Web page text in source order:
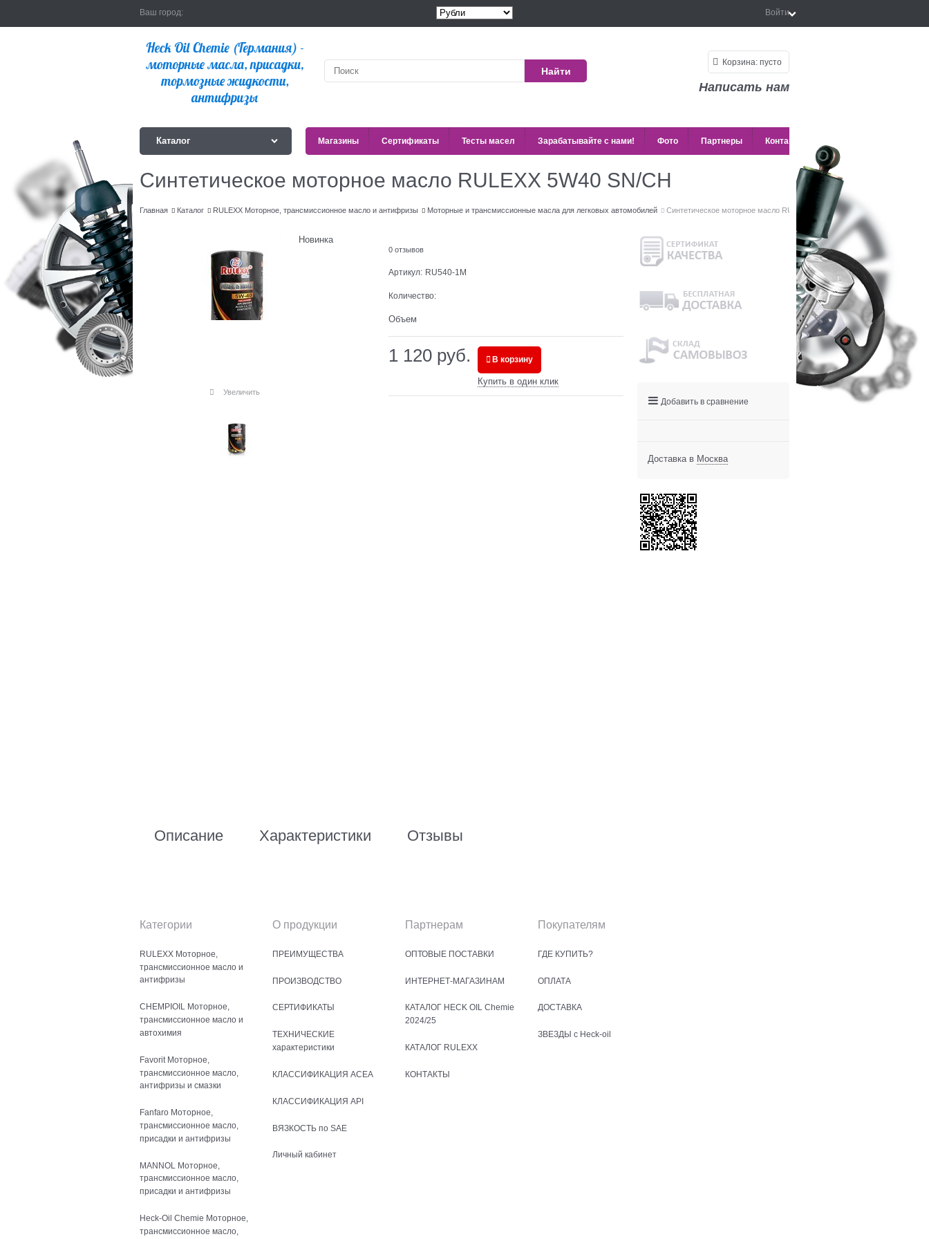
Ваш город: Войти
Найти
Корзина: пусто
Написать нам
Каталог Магазины Сертификаты Тесты масел Зарабатывайте с нами! Фото Партнеры Контакты
Синтетическое моторное масло RULEXX 5W40 SN/CH
Главная Каталог RULEXX Моторное, трансмиссионное масло и антифризы Моторные и трансмиссионные масла для легковых автомобилей Синтетическое моторное масло RULEXX 5W40 SN/CH
Новинка
Увеличить
0 отзывов
Артикул: RU540-1М
Количество:
Объем
1 120 руб. В корзину
Купить в один клик
Описание Характеристики Отзывы
Добавить в сравнение
Доставка в Москва
Категории
RULEXX Моторное,
трансмиссионное масло и
антифризы
CHEMPIOIL Моторное,
трансмиссионное масло и
автохимия
Favorit Моторное,
трансмиссионное масло,
антифризы и смазки
Fanfaro Моторное,
трансмиссионное масло,
присадки и антифризы
MANNOL Моторное,
трансмиссионное масло,
присадки и антифризы
Heck-Oil Chemie Моторное,
трансмиссионное масло,
О продукции
ПРЕИМУЩЕСТВА
ПРОИЗВОДСТВО
СЕРТИФИКАТЫ
ТЕХНИЧЕСКИЕ
характеристики
КЛАССИФИКАЦИЯ ACEA
КЛАССИФИКАЦИЯ API
ВЯЗКОСТЬ по SAE
Личный кабинет
Партнерам
ОПТОВЫЕ ПОСТАВКИ
ИНТЕРНЕТ-МАГАЗИНАМ
КАТАЛОГ HECK OIL Chemie
2024/25
КАТАЛОГ RULEXX
КОНТАКТЫ
Покупателям
ГДЕ КУПИТЬ?
ОПЛАТА
ДОСТАВКА
ЗВЕЗДЫ с Heck-oil